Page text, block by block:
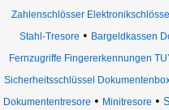
Zahlenschlösser
Stahl-Tresore • Bargeldkassen
Fernzugriffe Fingererkennungen
Sicherheitsschlüssel
Dokumententresore • Minitresore •